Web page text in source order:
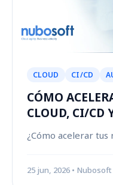
CLOUD CI/CD
CÓMO
CLOUD, CI/CD
¿Cómo acelerar tus
25 jun, 2026 • Nubosoft